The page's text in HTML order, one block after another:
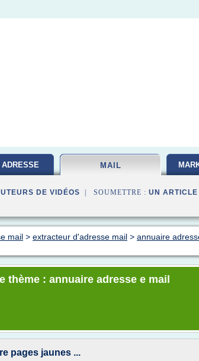
ADRESSE MAIL
DE VIDÉOS | SOUMETTRE : UN ARTICLE
mail > extracteur d'adresse mail > annuaire
: annuaire adresse e mail
pages jaunes ...